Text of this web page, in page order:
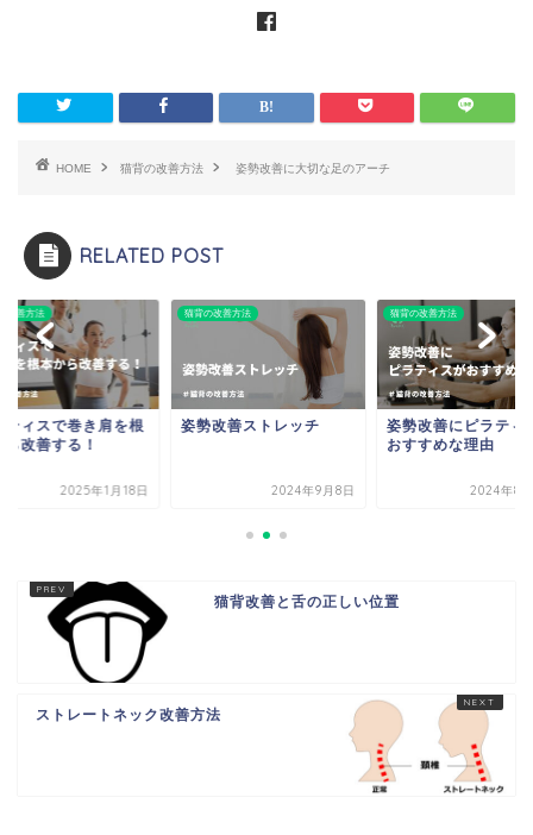
HOME 猫背の改善方法 姿勢改善に大切な足のアーチ
RELATED POST
改善方法
ティスで巻き肩を根
ら改善する！
2025年1月18日
猫背の改善方法
姿勢改善ストレッチ
2024年9月8日
猫背の改善方法
姿勢改善にピラティ
おすすめな理由
2024年8
猫背改善と舌の正しい位置
ストレートネック改善方法